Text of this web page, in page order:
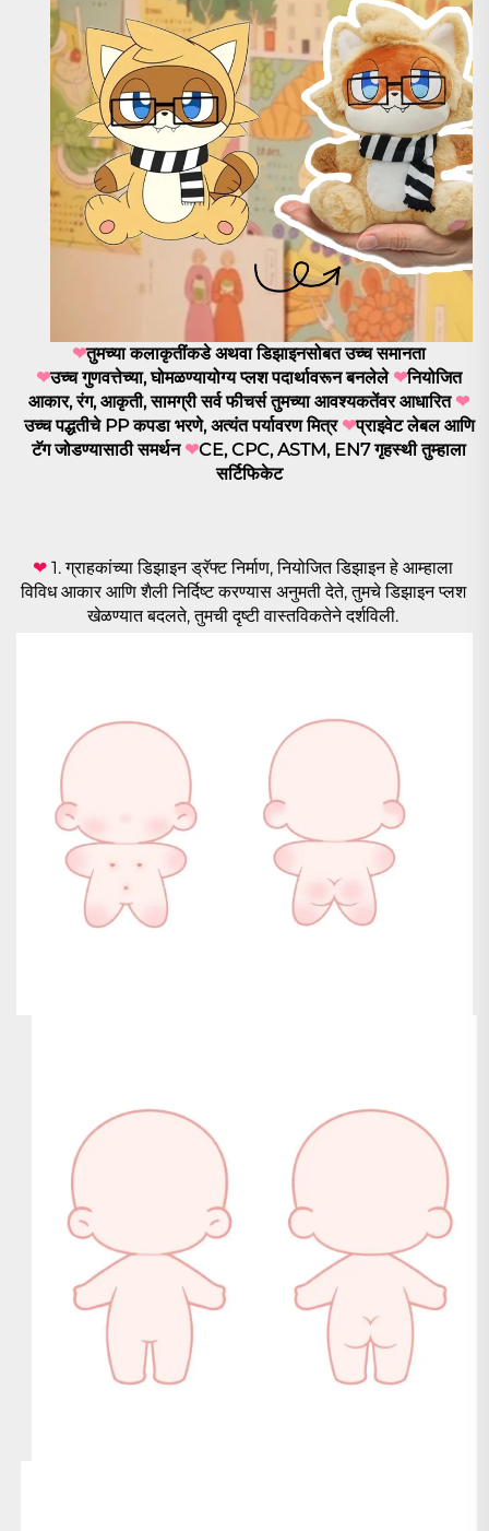
❤तुमच्या कलाकृतींकडे अथवा डिझाइनसोबत उच्च समानता
❤उच्च गुणवत्तेच्या, घोमळण्यायोग्य प्लश पदार्थावरून बनलेले ❤नियोजित
आकार, रंग, आकृती, सामग्री सर्व फीचर्स तुमच्या आवश्यकतेंवर आधारित ❤
उच्च पद्धतीचे PP कपडा भरणे, अत्यंत पर्यावरण मित्र ❤प्राइवेट लेबल आणि
टॅग जोडण्यासाठी समर्थन ❤CE, CPC, ASTM, EN7 गृहस्थी तुम्हाला
सर्टिफिकेट
❤ 1. ग्राहकांच्या डिझाइन ड्रॅफ्ट निर्माण, नियोजित डिझाइन हे आम्हाला
विविध आकार आणि शैली निर्दिष्ट करण्यास अनुमती देते, तुमचे डिझाइन प्लश
खेळण्यात बदलते, तुमची दृष्टी वास्तविकतेने दर्शविली.